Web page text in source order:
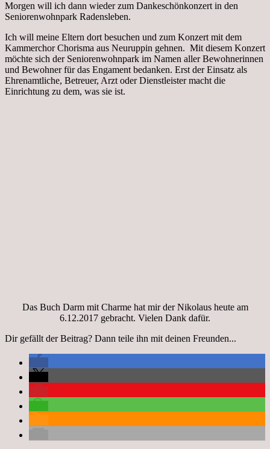
Morgen will ich dann wieder zum Dankeschönkonzert in den
Seniorenwohnpark Radensleben.
Ich will meine Eltern dort besuchen und zum Konzert mit dem
Kammerchor Chorisma aus Neuruppin gehnen. Mit diesem Konzert
möchte sich der Seniorenwohnpark im Namen aller Bewohnerinnen
und Bewohner für das Engament bedanken. Erst der Einsatz als
Ehrenamtliche, Betreuer, Arzt oder Dienstleister macht die
Einrichtung zu dem, was sie ist.
Das Buch Darm mit Charme hat mir der Nikolaus heute am
6.12.2017 gebracht. Vielen Dank dafür.
Dir gefällt der Beitrag? Dann teile ihn mit deinen Freunden...